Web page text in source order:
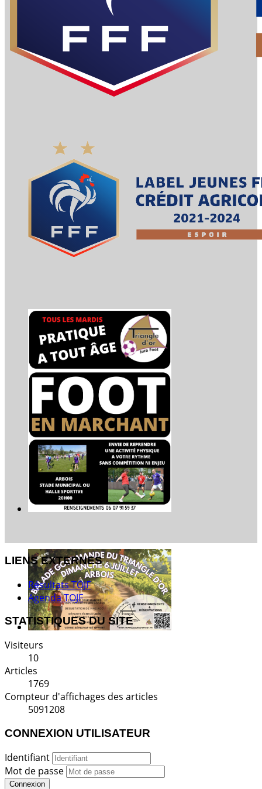
LIENS EXTERNES
Résultats TOJF
Agenda TOJF
STATISTIQUES DU SITE
Visiteurs
10
Articles
1769
Compteur d'affichages des articles
5091208
CONNEXION UTILISATEUR
Identifiant
Mot de passe
Connexion